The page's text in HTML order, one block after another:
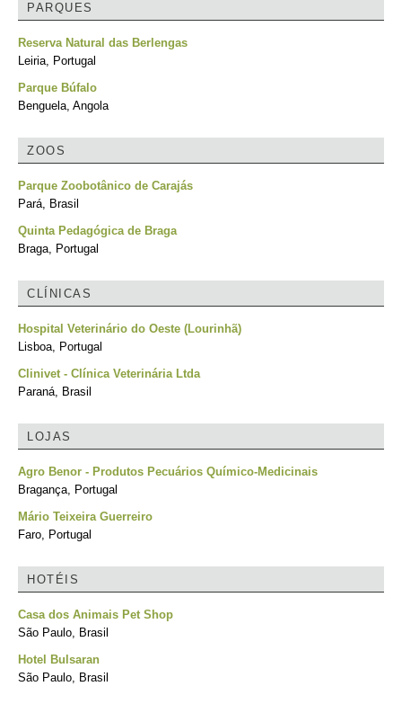
PARQUES
Reserva Natural das Berlengas
Leiria, Portugal
Parque Búfalo
Benguela, Angola
ZOOS
Parque Zoobotânico de Carajás
Pará, Brasil
Quinta Pedagógica de Braga
Braga, Portugal
CLÍNICAS
Hospital Veterinário do Oeste (Lourinhã)
Lisboa, Portugal
Clinivet - Clínica Veterinária Ltda
Paraná, Brasil
LOJAS
Agro Benor - Produtos Pecuários Químico-Medicinais
Bragança, Portugal
Mário Teixeira Guerreiro
Faro, Portugal
HOTÉIS
Casa dos Animais Pet Shop
São Paulo, Brasil
Hotel Bulsaran
São Paulo, Brasil